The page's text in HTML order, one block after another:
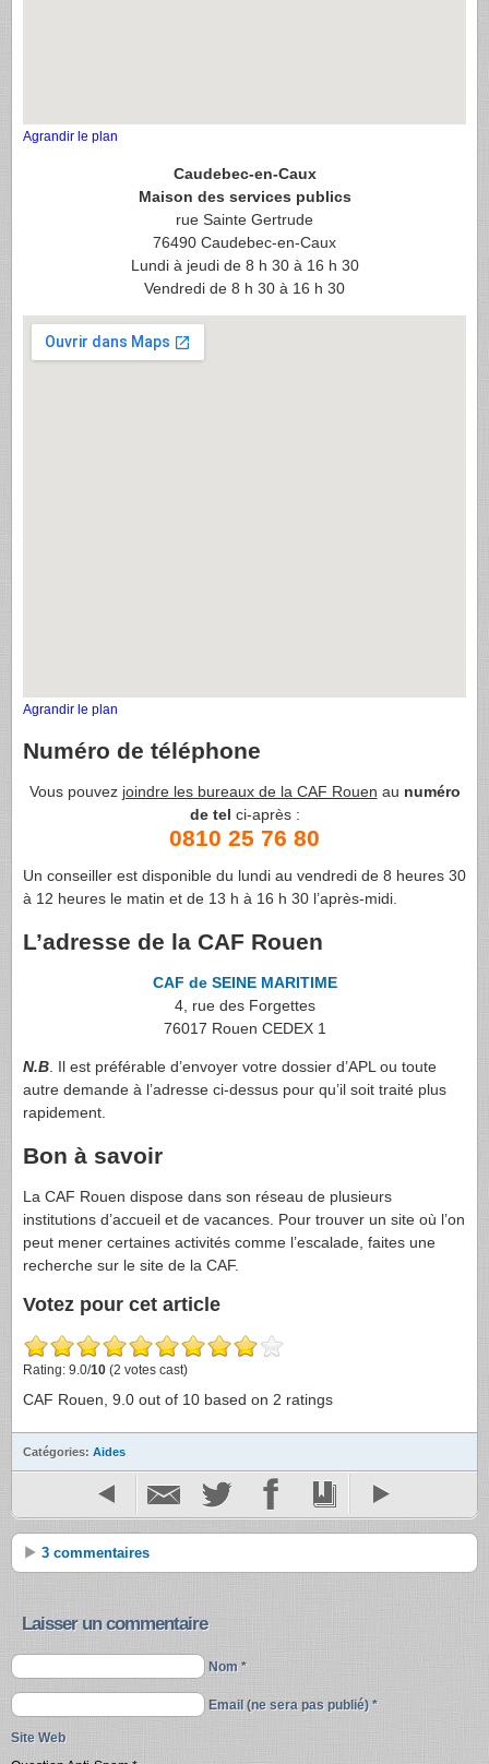
Agrandir le plan
Caudebec-en-Caux
Maison des services publics
rue Sainte Gertrude
76490 Caudebec-en-Caux
Lundi à jeudi de 8 h 30 à 16 h 30
Vendredi de 8 h 30 à 16 h 30
Agrandir le plan
Numéro de téléphone
Vous pouvez joindre les bureaux de la CAF Rouen au numéro
de tel ci-après :
0810 25 76 80
Un conseiller est disponible du lundi au vendredi de 8 heures 30
à 12 heures le matin et de 13 h à 16 h 30 l’après-midi.
L’adresse de la CAF Rouen
CAF de SEINE MARITIME
4, rue des Forgettes
76017 Rouen CEDEX 1
N.B. Il est préférable d’envoyer votre dossier d’APL ou toute
autre demande à l’adresse ci-dessus pour qu’il soit traité plus
rapidement.
Bon à savoir
La CAF Rouen dispose dans son réseau de plusieurs
institutions d’accueil et de vacances. Pour trouver un site où l’on
peut mener certaines activités comme l’escalade, faites une
recherche sur le site de la CAF.
Votez pour cet article
Rating: 9.0/10 (2 votes cast)
CAF Rouen 9.0 out of 10 based on 2 ratings
Catégories: Aides
3 commentaires
Laisser un commentaire
Nom *
Email (ne sera pas publié) *
Site Web